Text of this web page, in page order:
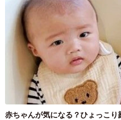
赤ちゃんが気になる？ひょっこ